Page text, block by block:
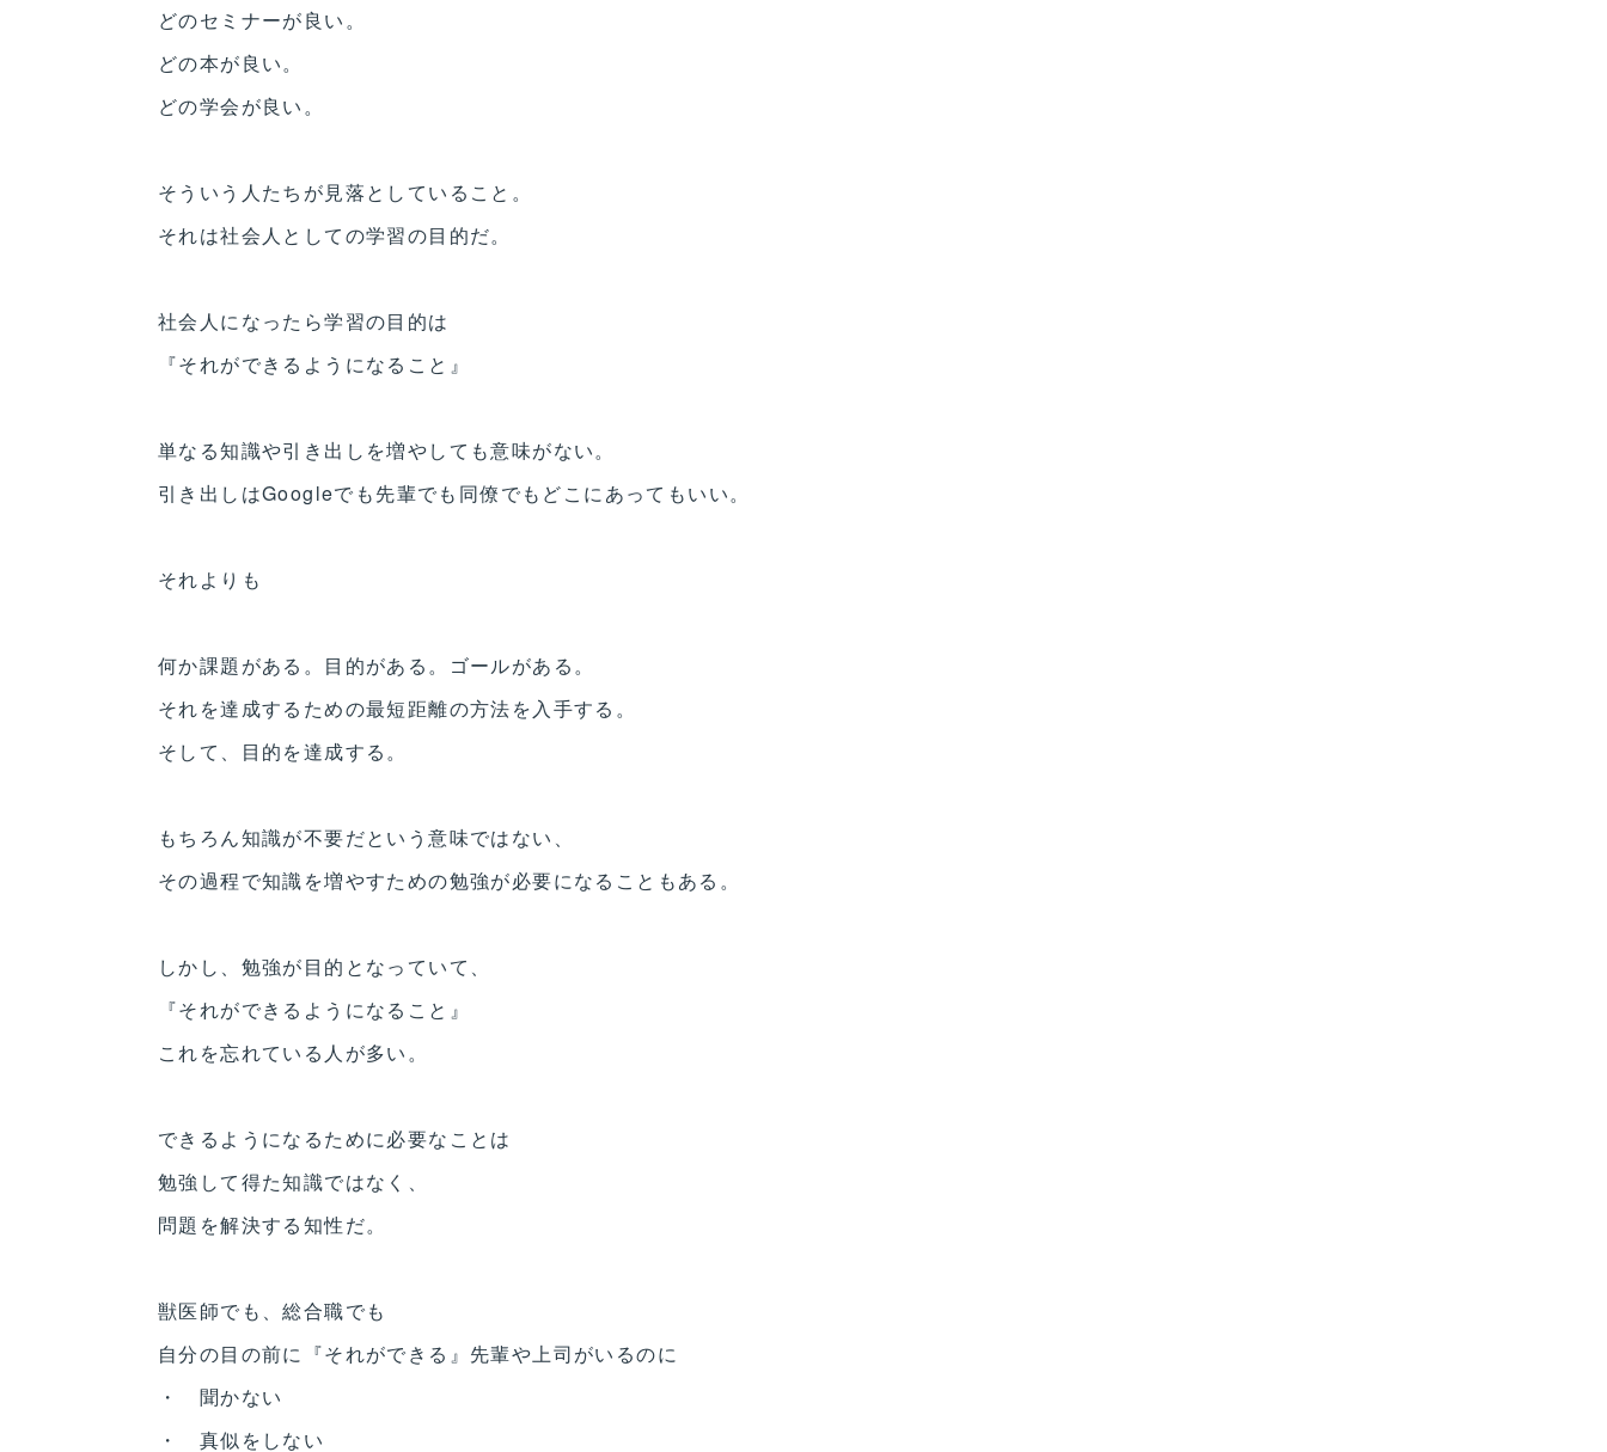
どのセミナーが良い。
どの本が良い。
どの学会が良い。
そういう人たちが見落としていること。
それは社会人としての学習の目的だ。
社会人になったら学習の目的は
『それができるようになること』
単なる知識や引き出しを増やしても意味がない。
引き出しはGoogleでも先輩でも同僚でもどこにあってもいい。
それよりも
何か課題がある。目的がある。ゴールがある。
それを達成するための最短距離の方法を入手する。
そして、目的を達成する。
もちろん知識が不要だという意味ではない、
その過程で知識を増やすための勉強が必要になることもある。
しかし、勉強が目的となっていて、
『それができるようになること』
これを忘れている人が多い。
できるようになるために必要なことは
勉強して得た知識ではなく、
問題を解決する知性だ。
獣医師でも、総合職でも
自分の目の前に『それができる』先輩や上司がいるのに
・ 聞かない
・ 真似をしない